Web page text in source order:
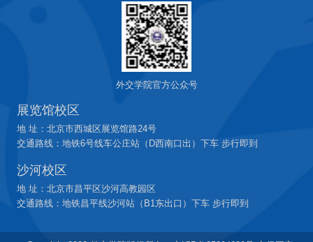
外交学院官方公众号
展览馆校区
地 址：北京市西城区展览馆路24号
交通路线：地铁6号线车公庄站（D西南口出）下车 步行即到
沙河校区
地 址：北京市昌平区沙河高教园区
交通路线：地铁昌平线沙河站（B1东出口）下车 步行即到